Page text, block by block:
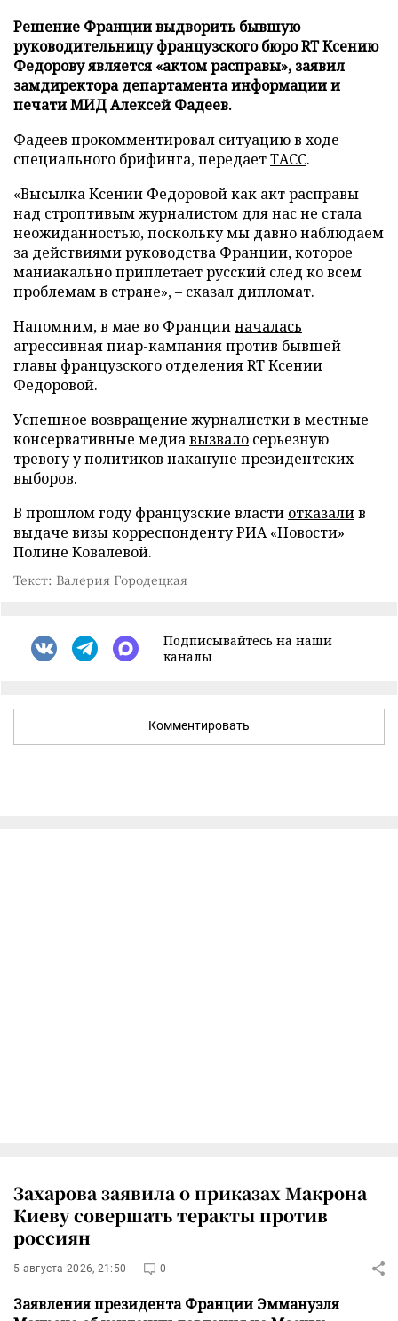
Решение Франции выдворить бывшую
руководительницу французского бюро RT Ксению
Федорову является «актом расправы», заявил
замдиректора департамента информации и
печати МИД Алексей Фадеев.
Фадеев прокомментировал ситуацию в ходе
специального брифинга, передаетТАСС.
«Высылка Ксении Федоровой как акт расправы
над строптивым журналистом для нас не стала
неожиданностью, поскольку мы давно наблюдаем
за действиями руководства Франции, которое
маниакально приплетает русский след ко всем
проблемам в стране», – сказал дипломат.
Напомним, в мае во Францииначалась
агрессивная пиар-кампания против бывшей
главы французского отделения RT Ксении
Федоровой.
Успешное возвращение журналистки в местные
консервативные медиавызвало серьезную
тревогу у политиков накануне президентских
выборов.
В прошлом году французские власти отказалив
выдаче визы корреспонденту РИА «Новости»
Полине Ковалевой.
Текст: Валерия Городецкая
Подписывайтесь на наши
каналы
Комментировать
Захарова заявила о приказах Макрона
Киеву совершать теракты против
россиян
5 августа 2026, 21:50 0
Заявления президента Франции Эммануэля